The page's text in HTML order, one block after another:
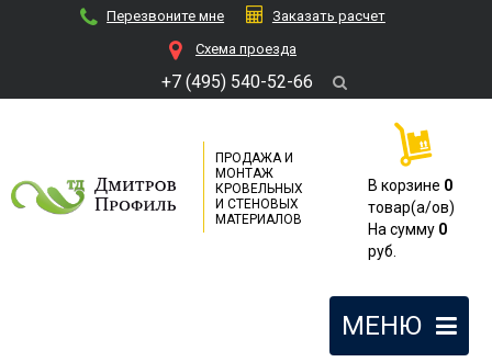
Перезвоните мне
Заказать расчет
Cхема проезда
+7 (495) 540-52-66
ПРОДАЖА И
МОНТАЖ
КРОВЕЛЬНЫХ
И СТЕНОВЫХ
МАТЕРИАЛОВ
В корзине 0
товар(a/ов)
На сумму 0
руб.
МЕНЮ